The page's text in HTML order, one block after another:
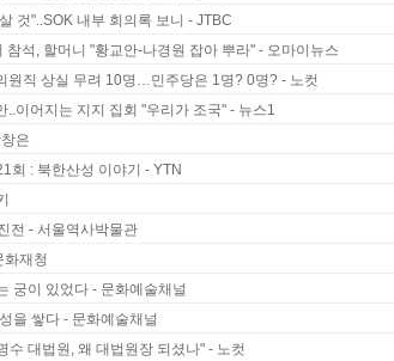
것"..SOK 내부 회의록 보니 - JTBC
참석, 할머니 "황교안-나경원 잡아 뿌라" - 오마이뉴스
원직 상실 무려 10명…민주당은 1명? 0명? - 노컷
..이어지는 지지 집회 "우리가 조국" - 뉴스1
은
회 : 북한산성 이야기 - YTN
전 - 서울역사박물관
화재청
궁이 있었다 - 문화예술채널
을 쌓다 - 문화예술채널
수 대법원, 왜 대법원장 되셨나" - 노컷